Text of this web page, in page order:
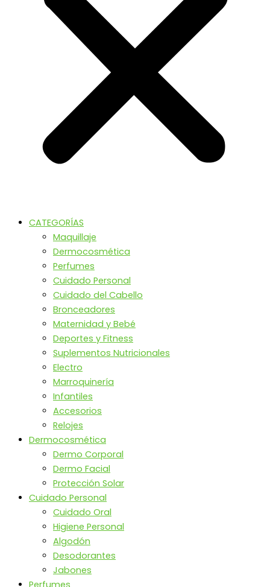
CATEGORÍAS
Maquillaje
Dermocosmética
Perfumes
Cuidado Personal
Cuidado del Cabello
Bronceadores
Maternidad y Bebé
Deportes y Fitness
Suplementos Nutricionales
Electro
Marroquinería
Infantiles
Accesorios
Relojes
Dermocosmética
Dermo Corporal
Dermo Facial
Protección Solar
Cuidado Personal
Cuidado Oral
Higiene Personal
Algodón
Desodorantes
Jabones